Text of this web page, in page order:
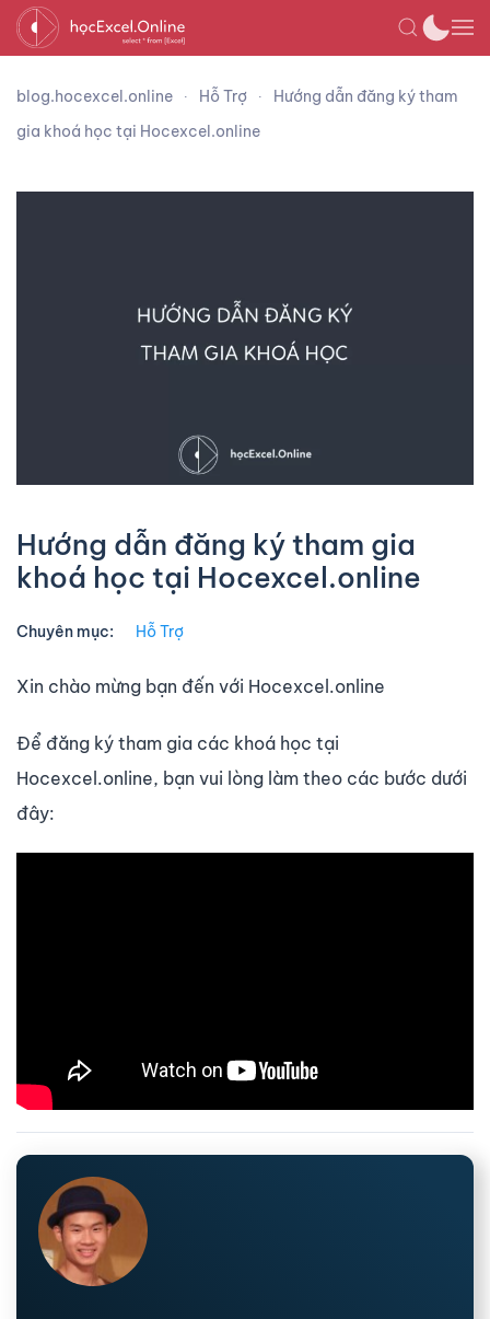
blog.hocexcel.online Hỗ Trợ
Hướng dẫn đăng ký tham
gia khoá học tại Hocexcel.online
Hướng dẫn đăng ký tham gia
khoá học tại Hocexcel.online
Chuyên mục: Hỗ Trợ
Xin chào mừng bạn đến với Hocexcel.online
Để đăng ký tham gia các khoá học tại
Hocexcel.online, bạn vui lòng làm theo các bước dưới
đây: